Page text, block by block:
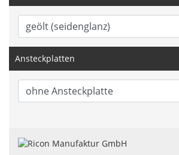
Ansteckplatten